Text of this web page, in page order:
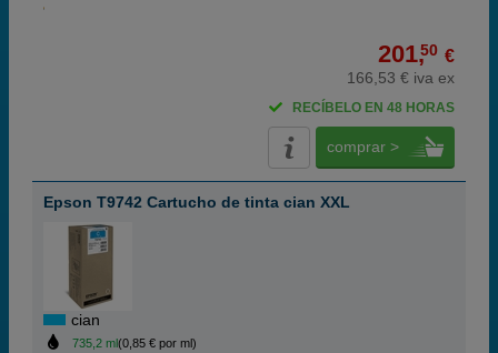
201,50 €
166,53 € iva ex
RECÍBELO EN 48 HORAS
comprar >
Epson T9742 Cartucho de tinta cian XXL
cian
735,2 ml(0,85 € por ml)